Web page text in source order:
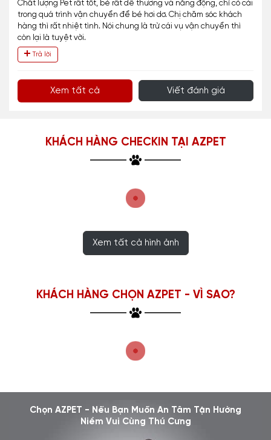
Chất lượng Pet rất tốt, bé rất dễ thương và năng động, chỉ có cái
trong quá trình vận chuyển để bé hơi dơ. Chị chăm sóc khách
hàng thì rất nhiệt tình. Nói chung là trừ cái vụ vận chuyển thì
còn lại là tuyệt vời.
Trả lời
Xem tất cả Viết đánh giá
KHÁCH HÀNG CHECKIN TẠI AZPET
Xem tất cả hình ảnh
KHÁCH HÀNG CHỌN AZPET - VÌ SAO?
Chọn AZPET - Nếu Bạn Muốn An Tâm Tận Hưởng
Niềm Vui Cùng Thú Cưng